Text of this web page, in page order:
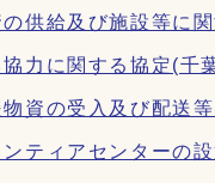
供給及び施設等に
力に関する協定(千
資の受入及び配送
ティアセンターの